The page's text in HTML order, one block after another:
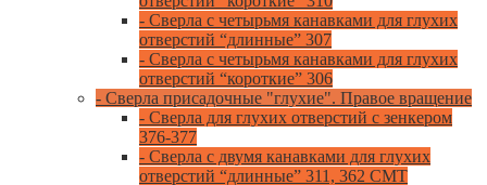
- Сверла с четырьмя канавками для глухих
отверстий “длинные” 307
- Сверла с четырьмя канавками для глухих
отверстий “короткие” 306
- Сверла присадочные "глухие". Правое вращение
- Сверла для глухих отверстий с зенкером
376-377
- Сверла с двумя канавками для глухих
отверстий “длинные” 311, 362 CMT